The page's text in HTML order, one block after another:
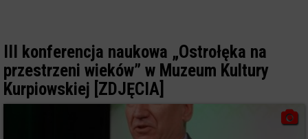
III konferencja naukowa „Ostrołęka na
przestrzeni wieków” w Muzeum Kultury
Kurpiowskiej [ZDJĘCIA]